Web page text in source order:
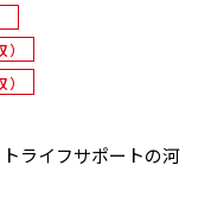
ライフサポートの河